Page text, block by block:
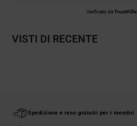
Verificato daTrustVille
VISTI DI RECENTE
Spedizione e reso gratuiti per i membri